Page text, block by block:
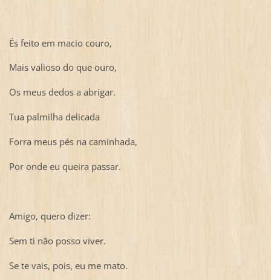
És feito em macio couro,
Mais valioso do que ouro,
Os meus dedos a abrigar.
Tua palmilha delicada
Forra meus pés na caminhada,
Por onde eu queira passar.
Amigo, quero dizer:
Sem ti não posso viver.
Se te vais, pois, eu me mato.